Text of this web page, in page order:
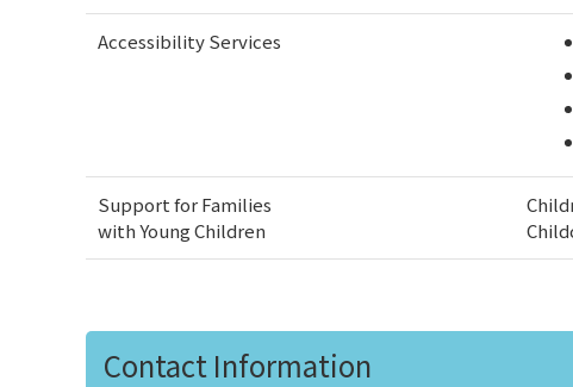
Accessibility Services
Support for Families
with Young Children
Contact Information